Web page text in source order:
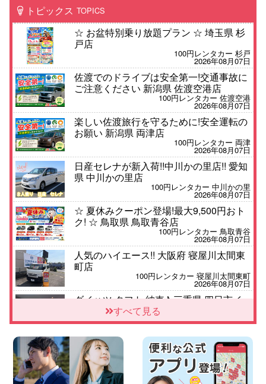
トピックス TOPICS
☆ お盆特別乗り放題プラン ☆ 埼玉県 杉
戸店
100円レンタカー 杉戸
2026年08月07日
佐渡でのドライブは安全第一!交通事故に
ご注意ください 新潟県 佐渡空港店
100円レンタカー 佐渡空港
2026年08月07日
楽しい佐渡旅行を守るために!安全運転の
お願い 新潟県 両津店
100円レンタカー 両津
2026年08月07日
日産セレナが新入荷!!中川かの里店!! 愛知
県 中川かの里店
100円レンタカー 中川かの里
2026年08月07日
☆ 夏休みクーポン登場!最大9,500円おト
ク! ☆ 鳥取県 鳥取青谷店
100円レンタカー 鳥取青谷
2026年08月07日
人気のハイエース!! 大阪府 寝屋川太間東
町店
100円レンタカー 寝屋川太間東町
2026年08月07日
ダイハツ タフト 納車♪ 三重県 四日市イ
ンター店
100円レンタカー 四日市インター
夏季休暇のお知らせ 東京都 墨田両国店
100円レンタカー 墨田両国
2026年08月07日
すべて見る